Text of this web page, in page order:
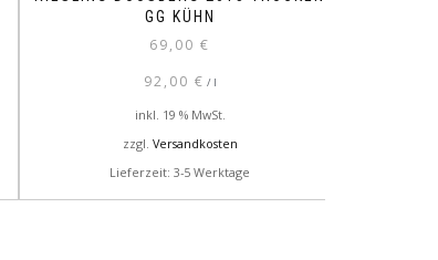
GG KÜHN
69,00€
92,00 € / l
inkl. 19 % MwSt.
zzgl. Versandkosten
Lieferzeit: 3-5 Werktage